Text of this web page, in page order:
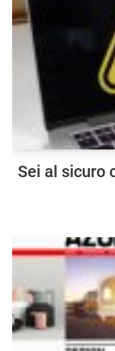
Sei al sicuro